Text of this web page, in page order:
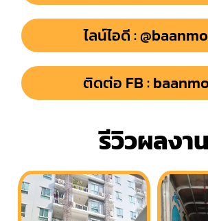
ไลน์ไอดี :
ติดต่อ FB :
รีวิวผลงาน